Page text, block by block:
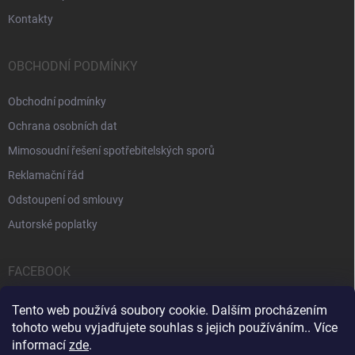
Tento web používá soubory cookie. Dalším procházením
tohoto webu vyjadřujete souhlas s jejich používáním.. Více
informací zde.
Kontakty
OBCHODNÍ PODMÍNKY
Obchodní podmínky
Ochrana osobních dat
Mimosoudní řešení spotřebitelských sporů
Reklamační řád
Odstoupení od smlouvy
Autorské poplatky
FACEBOOK